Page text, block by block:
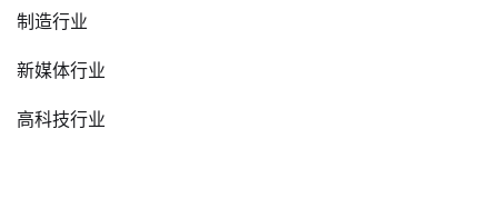
制造行业
新媒体行业
高科技行业